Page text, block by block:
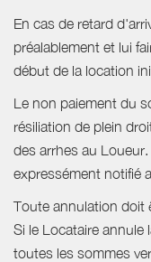
En cas de retard
préalablement et lui
début de la location
Le non paiement du
résiliation de plein
des arrhes au
expressément notifié
Toute annulation doit
Si le Locataire annule
toutes les sommes